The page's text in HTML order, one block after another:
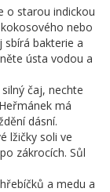
o starou indickou
nebo
bakterie a
ústa vodou a
čaj, nechte
má
dásní.
lžičky soli ve
zákrocích. Sůl
a medu a